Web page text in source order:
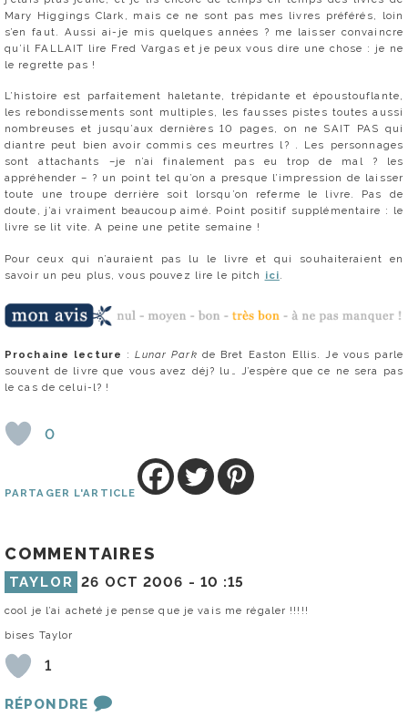
Mary Higgings Clark, mais ce ne sont pas mes livres préférés, loin
s’en faut. Aussi ai-je mis quelques années ? me laisser convaincre
qu’il FALLAIT lire Fred Vargas et je peux vous dire une chose : je ne
le regrette pas !
L’histoire est parfaitement haletante, trépidante et époustouflante,
les rebondissements sont multiples, les fausses pistes toutes aussi
nombreuses et jusqu’aux dernières 10 pages, on ne SAIT PAS qui
diantre peut bien avoir commis ces meurtres l? . Les personnages
sont attachants –je n’ai finalement pas eu trop de mal ? les
appréhender – ? un point tel qu’on a presque l’impression de laisser
toute une troupe derrière soit lorsqu’on referme le livre. Pas de
doute, j’ai vraiment beaucoup aimé. Point positif supplémentaire : le
livre se lit vite. A peine une petite semaine !
Pour ceux qui n’auraient pas lu le livre et qui souhaiteraient en
savoir un peu plus, vous pouvez lire le pitch ici.
Prochaine lecture :Lunar Park de Bret Easton Ellis. Je vous parle
souvent de livre que vous avez déj? lu… J’espère que ce ne sera pas
le cas de celui-l? !
0
PARTAGER L'ARTICLE
COMMENTAIRES
TAYLOR 26 OCT 2006 - 10 :15
cool je l’ai acheté je pense que je vais me régaler !!!!!
bises Taylor
1
RÉPONDRE